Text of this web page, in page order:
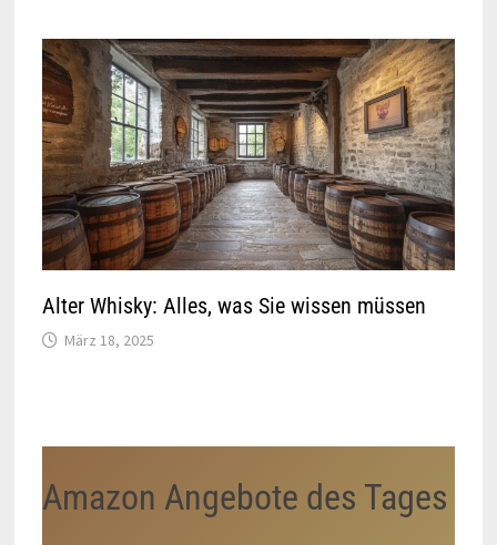
Alter Whisky: Alles, was Sie wissen müssen
März 18, 2025
Amazon Angebote des Tages